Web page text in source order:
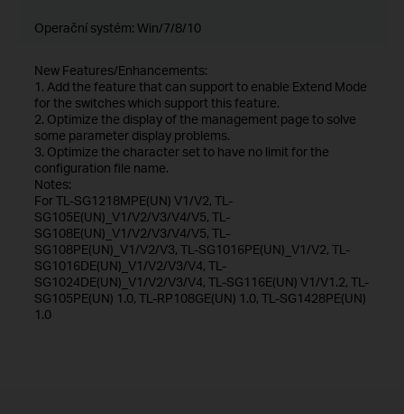
Operační systém: Win/7/8/10
New Features/Enhancements:
1. Add the feature that can support to enable Extend Mode
for the switches which support this feature.
2. Optimize the display of the management page to solve
some parameter display problems.
3. Optimize the character set to have no limit for the
configuration file name.
Notes:
For TL-SG1218MPE(UN) V1/V2, TL-
SG105E(UN)_V1/V2/V3/V4/V5, TL-
SG108E(UN)_V1/V2/V3/V4/V5, TL-
SG108PE(UN)_V1/V2/V3, TL-SG1016PE(UN)_V1/V2, TL-
SG1016DE(UN)_V1/V2/V3/V4, TL-
SG1024DE(UN)_V1/V2/V3/V4, TL-SG116E(UN) V1/V1.2, TL-
SG105PE(UN) 1.0, TL-RP108GE(UN) 1.0, TL-SG1428PE(UN)
1.0